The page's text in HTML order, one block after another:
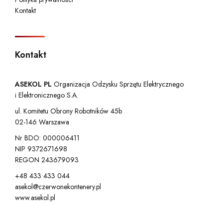
Kontakt
Kontakt
ASEKOL PL Organizacja Odzysku Sprzętu Elektrycznego
i Elektronicznego S.A.
ul. Komitetu Obrony Robotników 45b
02-146 Warszawa
Nr BDO: 000006411
NIP 9372671698
REGON 243679093
+48 433 433 044
asekol@czerwonekontenery.pl
www.asekol.pl